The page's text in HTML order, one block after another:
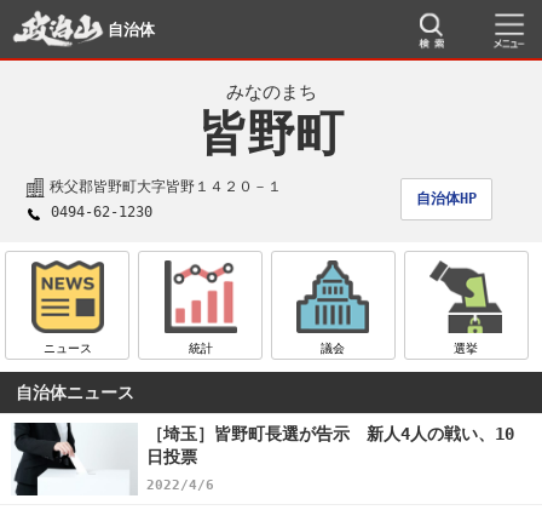
自治体
みなのまち
皆野町
秩父郡皆野町大字皆野１４２０－１
自治体HP
0494-62-1230
ニュース 統計 議会 選挙
自治体ニュース
［埼玉］皆野町長選が告示 新人4人の戦い、10
日投票
2022/4/6